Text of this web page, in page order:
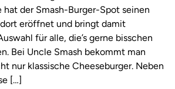
hat der Smash-Burger-Spot seinen
eröffnet und bringt damit
für alle, die’s gerne bisschen
Bei Uncle Smash bekommt man
nur klassische Cheeseburger. Neben
[…]